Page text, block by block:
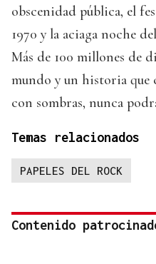
obscenidad pública, el
1970 y la aciaga noche
Más de 100 millones de
mundo y un historia que
con sombras, nunca
Temas relacionados
PAPELES DEL ROCK
Contenido